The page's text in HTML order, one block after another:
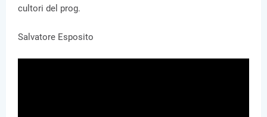
cultori del prog.
Salvatore Esposito